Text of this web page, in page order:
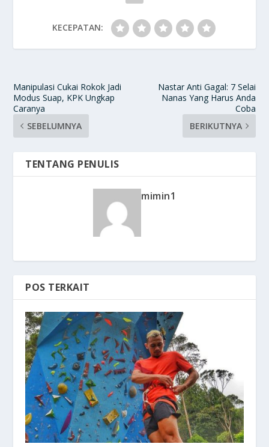
KECEPATAN:
Manipulasi Cukai Rokok Jadi
Modus Suap, KPK Ungkap
Caranya
SEBELUMNYA
Nastar Anti Gagal: 7 Selai
Nanas Yang Harus Anda
Coba
BERIKUTNYA
TENTANG PENULIS
mimin1
POS TERKAIT